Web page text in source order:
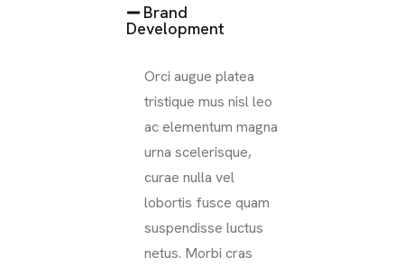
Brand
Development
Orci augue platea
tristique mus nisl leo
ac elementum magna
urna scelerisque,
curae nulla vel
lobortis fusce quam
suspendisse luctus
netus. Morbi cras